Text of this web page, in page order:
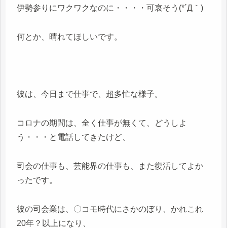
伊勢参りにワクワクなのに・・・・可哀そう(*´Д｀)
何とか、晴れてほしいです。
彼は、今日まで仕事で、超多忙な様子。
コロナの期間は、全く仕事が無くて、どうしよ
う・・・と電話してきたけど、
司会の仕事も、芸能界の仕事も、また復活してよか
ったです。
彼の司会業は、〇コモ時代にさかのぼり、かれこれ
20年？以上になり、